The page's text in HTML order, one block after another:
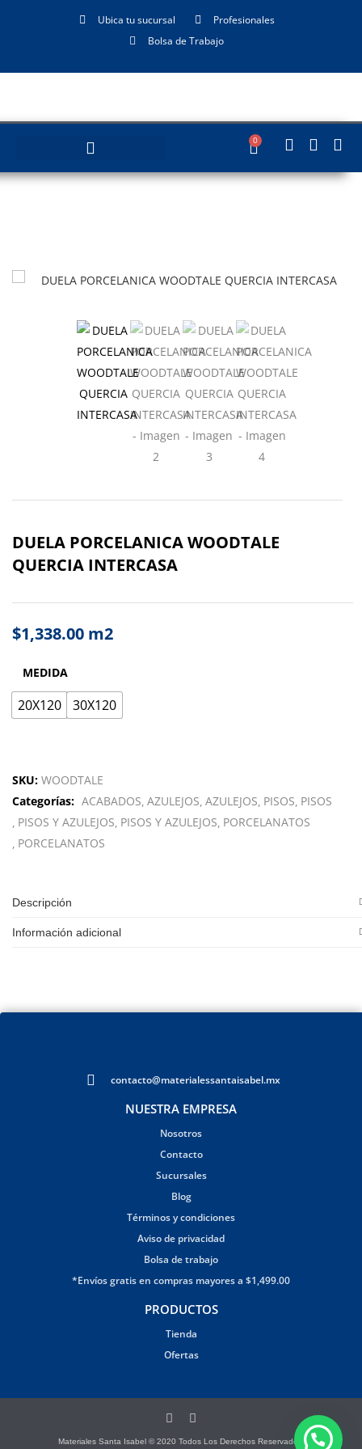
Ubica tu sucursal
Profesionales
Bolsa de Trabajo
0
DUELA PORCELANICA WOODTALE
QUERCIA INTERCASA
$1,338.00 m2
MEDIDA
20X120 30X120
SKU: WOODTALE
Categorías: ACABADOS AZULEJOS AZULEJOS PISOS PISOS
PISOS Y AZULEJOS PISOS Y AZULEJOS PORCELANATOS
PORCELANATOS
Descripción
Información adicional
contacto@materialessantaisabel.mx
NUESTRA EMPRESA
Nosotros
Contacto
Sucursales
Blog
Términos y condiciones
Aviso de privacidad
Bolsa de trabajo
*Envíos gratis en compras mayores a $1,499.00
PRODUCTOS
Tienda
Ofertas
Materiales Santa Isabel © 2020 Todos Los Derechos Reservados.